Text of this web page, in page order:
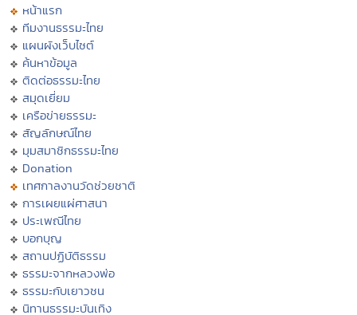
หน้าแรก
ทีมงานธรรมะไทย
แผนผังเว็บไซต์
ค้นหาข้อมูล
ติดต่อธรรมะไทย
สมุดเยี่ยม
เครือข่ายธรรมะ
สัญลักษณ์ไทย
มุมสมาชิกธรรมะไทย
Donation
เทศกาลงานวัดช่วยชาติ
การเผยแผ่ศาสนา
ประเพณีไทย
บอกบุญ
สถานปฏิบัติธรรม
ธรรมะจากหลวงพ่อ
ธรรมะกับเยาวชน
นิทานธรรมะบันเทิง